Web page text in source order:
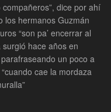
dice por ahí
los hermanos Guzmán
“son pa’ encerrar al
hace años en
un poco a
cae la mordaza